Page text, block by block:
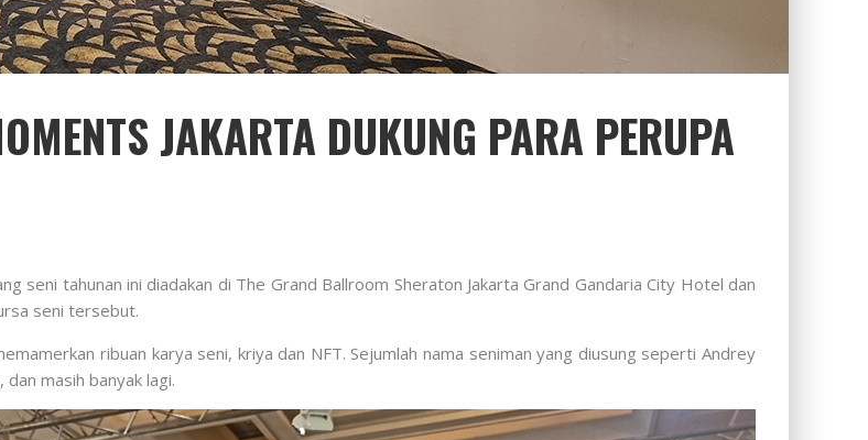
JAKARTA DUKUNG PARA PERUPA
seni tahunan ini diadakan di The Grand Ballroom Sheraton Jakarta Grand Gandaria City Hotel dan
seni tersebut.
ribuan karya seni, kriya dan NFT. Sejumlah nama seniman yang diusung seperti Andrey
masih banyak lagi.